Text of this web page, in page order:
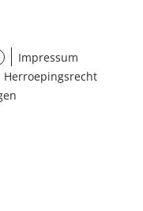
Impressum
Herroepingsrecht